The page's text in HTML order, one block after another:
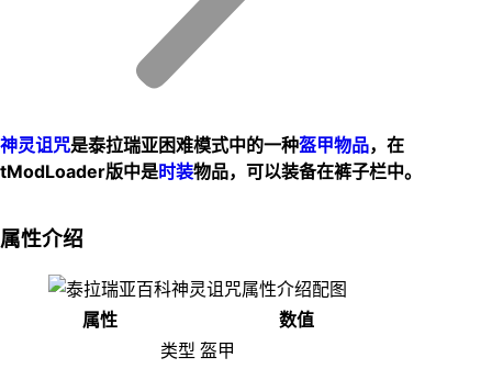
神灵诅咒是泰拉瑞亚困难模式中的一种盔甲物品，在
tModLoader版中是时装物品，可以装备在裤子栏中。
属性介绍
属性
数值
类型 盔甲